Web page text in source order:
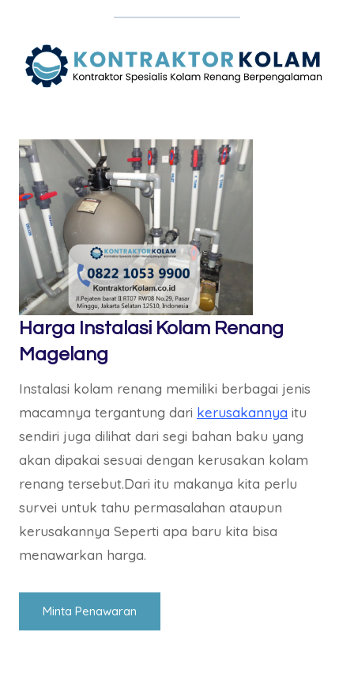
Harga Instalasi Kolam Renang
Magelang
Instalasi kolam renang memiliki berbagai jenis
macamnya tergantung dari kerusakannya itu
sendiri juga dilihat dari segi bahan baku yang
akan dipakai sesuai dengan kerusakan kolam
renang tersebut.Dari itu makanya kita perlu
survei untuk tahu permasalahan ataupun
kerusakannya Seperti apa baru kita bisa
menawarkan harga.
Minta Penawaran